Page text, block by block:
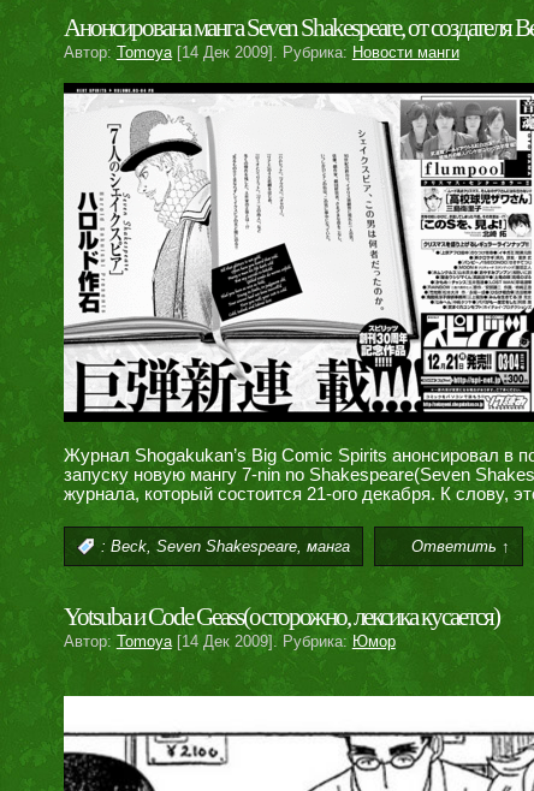
Анонсирована манга Seven Shakespeare, от создателя
Автор:Tomoya[14 Дек 2009]. Рубрика: Новости манги
Журнал Shogakukan’s Big Comic Spirits анонсировал в
запуску новую мангу 7-nin no Shakespeare(Seven
журнала, который состоится 21-ого декабря. К слову,
: Beck, Seven Shakespeare, манга Ответить ↑
Yotsuba и Code Geass(осторожно, лексика кусается)
Автор: Tomoya[14 Дек 2009]. Рубрика: Юмор